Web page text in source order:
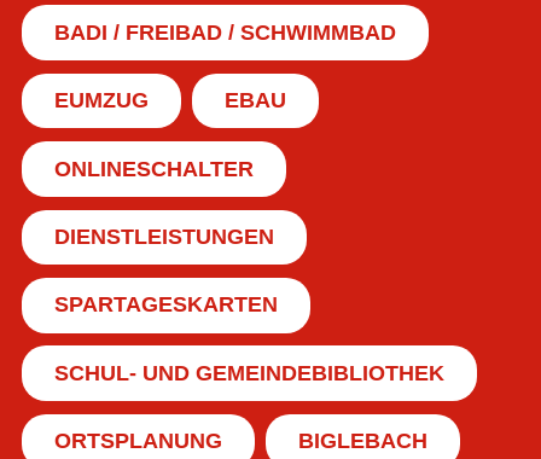
BADI / FREIBAD / SCHWIMMBAD
EUMZUG EBAU
ONLINESCHALTER
DIENSTLEISTUNGEN
SPARTAGESKARTEN
SCHUL- UND GEMEINDEBIBLIOTHEK
ORTSPLANUNG BIGLEBACH